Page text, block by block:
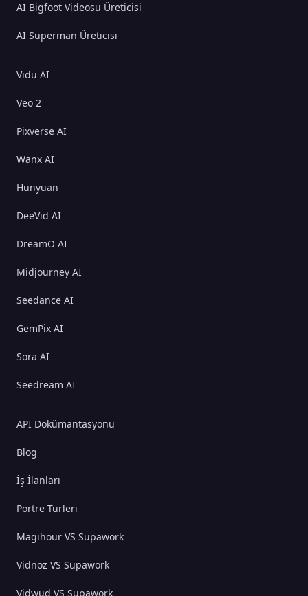
AI Bigfoot Videosu Üreticisi
AI Superman Üreticisi
Vidu AI
Veo 2
Pixverse AI
Wanx AI
Hunyuan
DeeVid AI
DreamO AI
Midjourney AI
Seedance AI
GemPix AI
Sora AI
Seedream AI
API Dokümantasyonu
Blog
İş İlanları
Portre Türleri
Magihour VS Supawork
Vidnoz VS Supawork
Vidwud VS Supawork